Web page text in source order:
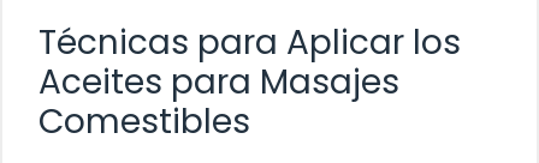
Técnicas para Aplicar los
Aceites para Masajes
Comestibles